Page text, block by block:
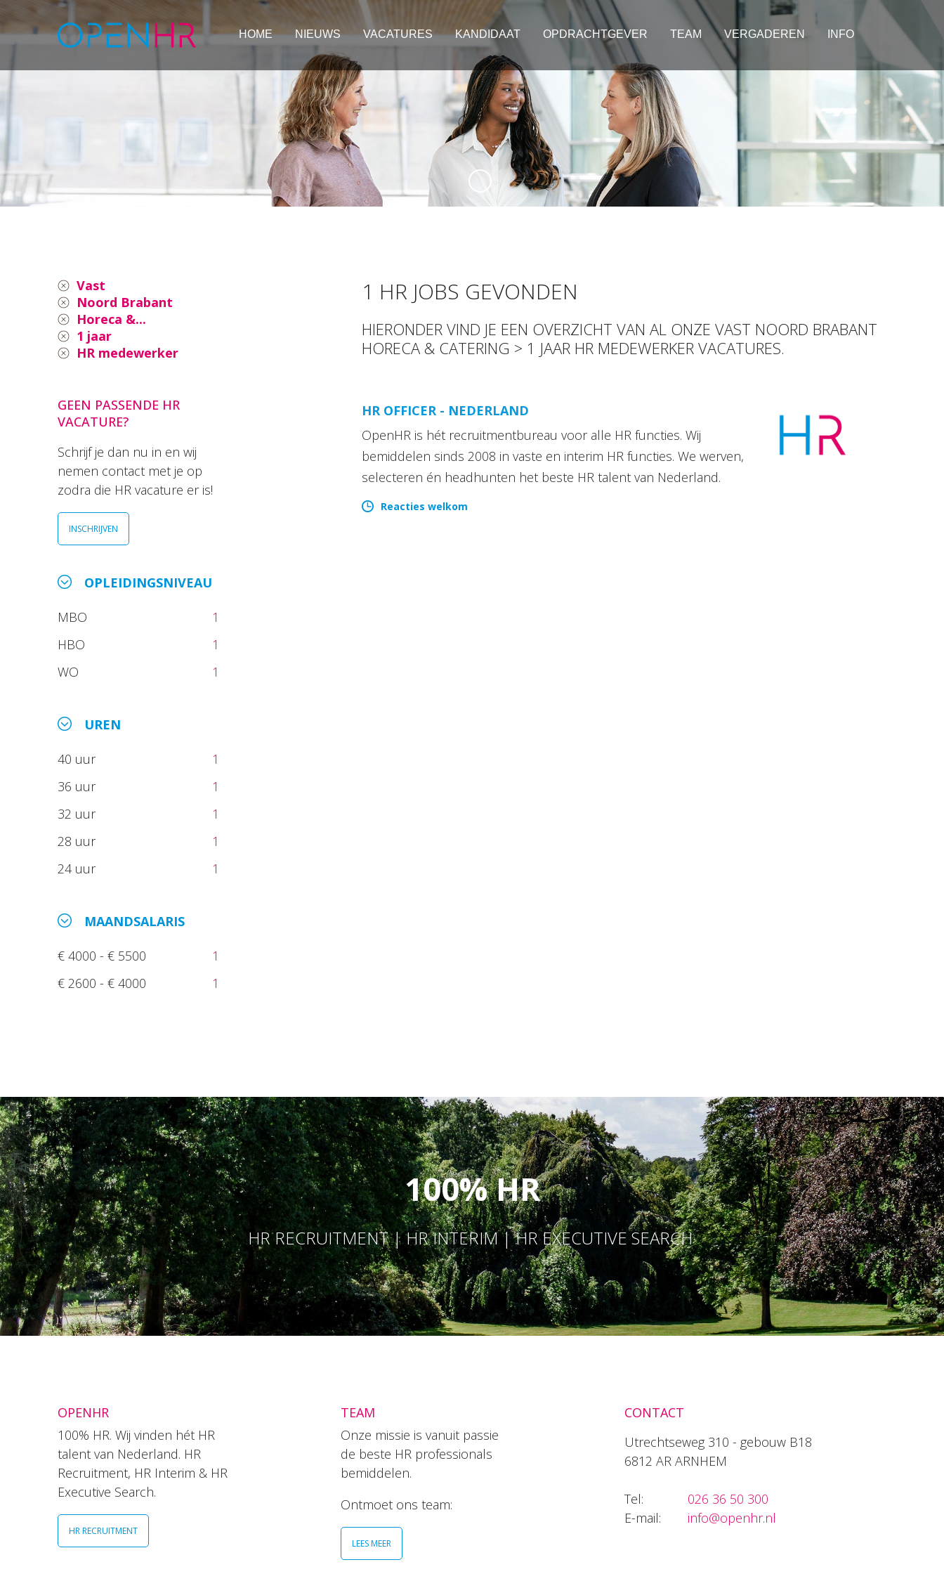
HOME NIEUWS VACATURES KANDIDAAT OPDRACHTGEVER TEAM VERGADEREN INFO
Vast
Noord Brabant
Horeca &...
1 jaar
HR medewerker
GEEN PASSENDE HR
VACATURE?
Schrijf je dan nu in en wij
nemen contact met je op
zodra die HR vacature er is!
INSCHRIJVEN
OPLEIDINGSNIVEAU
MBO
1
HBO
1
WO
1
UREN
40 uur
1
36 uur
1
32 uur
1
28 uur
1
24 uur
1
MAANDSALARIS
€ 4000 - € 5500
1
€ 2600 - € 4000
1
1 HR JOBS GEVONDEN
HIERONDER VIND JE EEN OVERZICHT VAN AL ONZE VAST NOORD BRABANT
HORECA & CATERING > 1 JAAR HR MEDEWERKER VACATURES.
HR OFFICER - NEDERLAND
OpenHR is hét recruitmentbureau voor alle HR functies. Wij
bemiddelen sinds 2008 in vaste en interim HR functies. We werven,
selecteren én headhunten het beste HR talent van Nederland.
Reacties welkom
100% HR
HR RECRUITMENT | HR INTERIM | HR EXECUTIVE SEARCH
OPENHR
100% HR. Wij vinden hét HR
talent van Nederland. HR
Recruitment, HR Interim & HR
Executive Search.
HR RECRUITMENT
TEAM
Onze missie is vanuit passie
de beste HR professionals
bemiddelen.
Ontmoet ons team:
LEES MEER
CONTACT
Utrechtseweg 310 - gebouw B18
6812 AR ARNHEM
Tel:
026 36 50 300
E-mail:
info@openhr.nl